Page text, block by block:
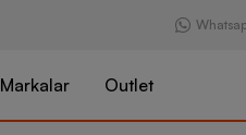
Markalar Outlet